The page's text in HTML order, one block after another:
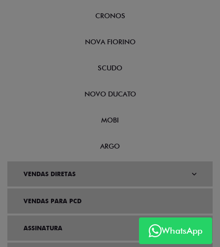
WhatsApp
CRONOS
NOVA FIORINO
SCUDO
NOVO DUCATO
MOBI
ARGO
VENDAS DIRETAS
VENDAS PARA PCD
ASSINATURA